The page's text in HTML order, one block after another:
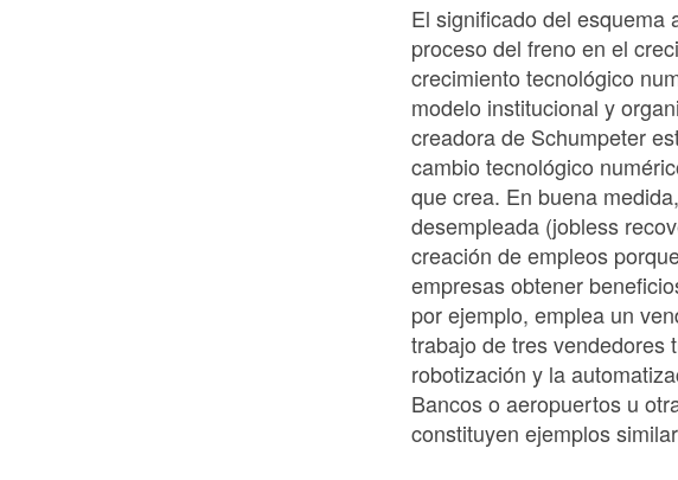
El significado del esquema
proceso del freno en el
crecimiento tecnológico
modelo institucional y
creadora de Schumpeter
cambio tecnológico
que crea. En buena
desempleada (jobless
creación de empleos
empresas obtener
por ejemplo, emplea un
trabajo de tres vendedores
robotización y la
Bancos o aeropuertos u
constituyen ejemplos